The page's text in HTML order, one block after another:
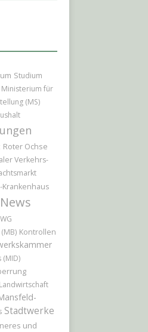
Studium
Ministerium für
(MS)
Roter Ochse
Verkehrs-
Krankenhaus
News
Kontrollen
Landwirtschaft
Stadtwerke
und